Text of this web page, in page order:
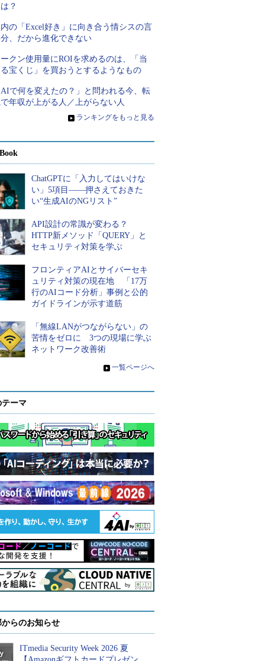
？
の「Excel好き」に向き合う情シスの言
、だから進化できない
クン使用量にROIを求めるのは、「当
宝くじ」を買おうとするようなもの
で何を変えたの？」と問われる今、転
年収が上がる人／上がらない人
» ランキングをもっと見る
ChatGPTに「入力してはいけな
い」5項目――押さえておきた
い“生成AIのNGリスト”
API設計の常識が変わる？
HTTP新メソッド「QUERY」と
セキュリティ対策を学ぶ
フロンティアAIとサイバーセキ
ュリティ対策の現在地 「17万
行のAIコード分析」事例と公的
ガイドラインが示す道筋
「無線LANがつながらない」の
苦情をゼロに 3つの現場に学ぶ
ネットワーク改善術
» 一覧ページへ
ーマ
らのお知らせ
ITmedia Security Week 2026 夏